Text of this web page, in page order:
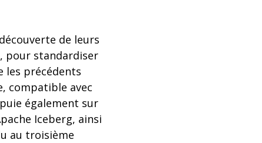
de leurs
pour standardiser
les précédents
compatible avec
également sur
Iceberg, ainsi
au troisième